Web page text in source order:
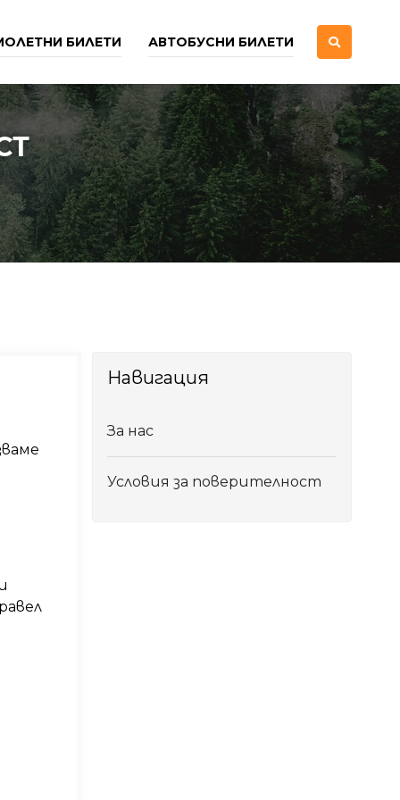
БИЛЕТИ АВТОБУСНИ БИЛЕТИ
Навигация
За нас
Условия за поверителност